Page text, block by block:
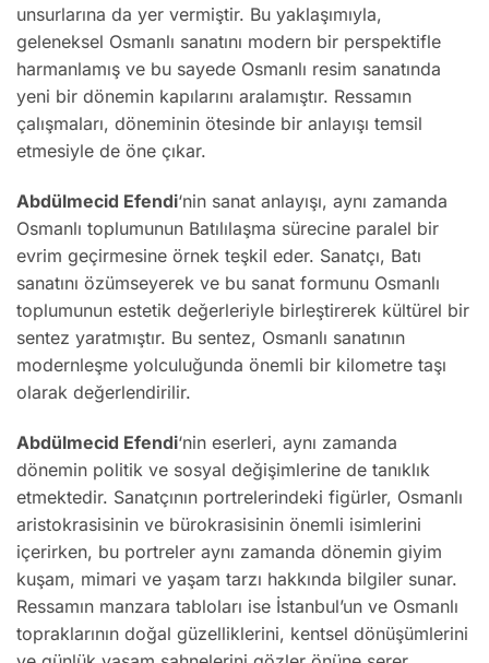
unsurlarına da yer vermiştir. Bu yaklaşımıyla,
geleneksel Osmanlı sanatını modern bir perspektifle
harmanlamış ve bu sayede Osmanlı resim sanatında
yeni bir dönemin kapılarını aralamıştır. Ressamın
çalışmaları, döneminin ötesinde bir anlayışı temsil
etmesiyle de öne çıkar.
Abdülmecid Efendi‘nin sanat anlayışı, aynı zamanda
Osmanlı toplumunun Batılılaşma sürecine paralel bir
evrim geçirmesine örnek teşkil eder. Sanatçı, Batı
sanatını özümseyerek ve bu sanat formunu Osmanlı
toplumunun estetik değerleriyle birleştirerek kültürel bir
sentez yaratmıştır. Bu sentez, Osmanlı sanatının
modernleşme yolculuğunda önemli bir kilometre taşı
olarak değerlendirilir.
Abdülmecid Efendi‘nin eserleri, aynı zamanda
dönemin politik ve sosyal değişimlerine de tanıklık
etmektedir. Sanatçının portrelerindeki figürler, Osmanlı
aristokrasisinin ve bürokrasisinin önemli isimlerini
içerirken, bu portreler aynı zamanda dönemin giyim
kuşam, mimari ve yaşam tarzı hakkında bilgiler sunar.
Ressamın manzara tabloları ise İstanbul’un ve Osmanlı
topraklarının doğal güzelliklerini, kentsel dönüşümlerini